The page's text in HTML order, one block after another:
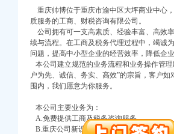
（增资）
口权）
重庆帅博位于重庆市渝中区大坪商业中心
质服务的工商、财税咨询有限公司。
公司拥有可一支高素质、经验丰富、高效
续与流程。在工商及税务代理过程中，竭诚
问题，提高中小型企业的经营效率，降低企
本公司建立规范的业务流程和业务操作管
户为先、诚信、务实、高效”的宗旨，客户
围内，我们愿意为你服务。
本公司主要业务为：
A.免费提供工商及税务咨询服务
B.重庆公司新设立、变更、验资、增资、年